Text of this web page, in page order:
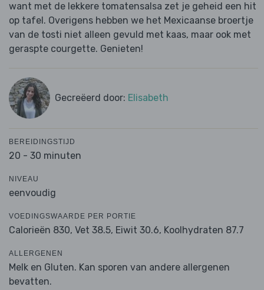
want met de lekkere tomatensalsa zet je geheid een hit
op tafel. Overigens hebben we het Mexicaanse broertje
van de tosti niet alleen gevuld met kaas, maar ook met
geraspte courgette. Genieten!
Gecreëerd door: Elisabeth
BEREIDINGSTIJD
20 - 30 minuten
NIVEAU
eenvoudig
VOEDINGSWAARDE PER PORTIE
Calorieën 830, Vet 38.5, Eiwit 30.6, Koolhydraten 87.7
ALLERGENEN
Melk en Gluten. Kan sporen van andere allergenen
bevatten.